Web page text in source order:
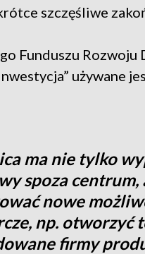
szczęśliwe
Funduszu
używane
ma nie tylko
spoza centrum,
nowe
np. otworzyć
firmy